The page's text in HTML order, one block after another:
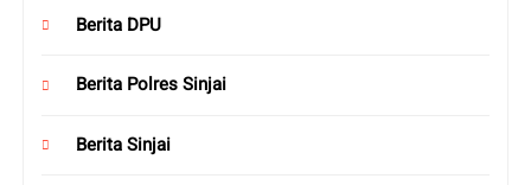
Berita DPU
Berita Polres Sinjai
Berita Sinjai